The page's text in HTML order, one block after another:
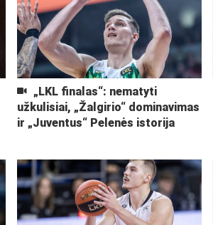
„LKL finalas“: nematyti
užkulisiai, „Žalgirio“ dominavimas
ir „Juventus“ Pelenės istorija